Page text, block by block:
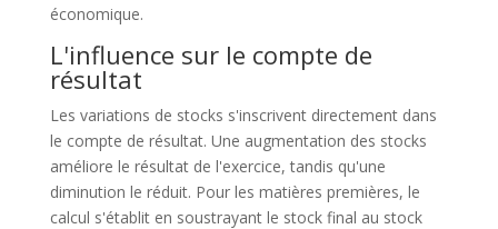
économique.
L'influence sur le compte de
résultat
Les variations de stocks s'inscrivent directement dans
le compte de résultat. Une augmentation des stocks
améliore le résultat de l'exercice, tandis qu'une
diminution le réduit. Pour les matières premières, le
calcul s'établit en soustrayant le stock final au stock